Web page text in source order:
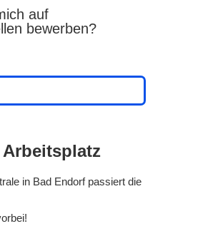
auf
bewerben?
in Bad Endorf passiert die